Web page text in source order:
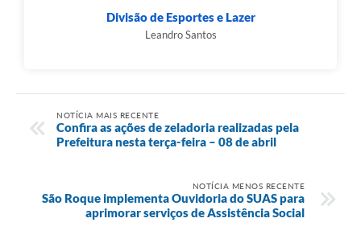
Divisão de Esportes e Lazer
Leandro Santos
NOTÍCIA MAIS RECENTE
Confira as ações de zeladoria realizadas pela
Prefeitura nesta terça-feira – 08 de abril
NOTÍCIA MENOS RECENTE
São Roque implementa Ouvidoria do SUAS para
aprimorar serviços de Assistência Social